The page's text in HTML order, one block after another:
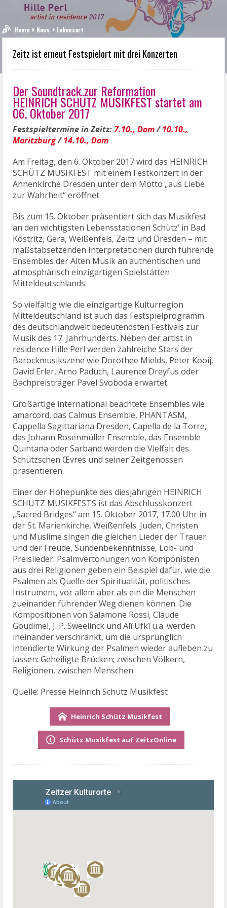
Home News Lebensart
Zeitz ist erneut Festspielort mit drei Konzerten
Der Soundtrack zur Reformation
HEINRICH SCHÜTZ MUSIKFEST startet am
06. Oktober 2017
Festspieltermine in Zeitz:7.10., Dom/10.10.,
Moritzburg/14.10., Dom
Am Freitag, den 6. Oktober 2017 wird das HEINRICH
SCHÜTZ MUSIKFEST mit einem Festkonzert in der
Annenkirche Dresden unter dem Motto „aus Liebe
zur Wahrheit“ eröffnet.
Bis zum 15. Oktober präsentiert sich das Musikfest
an den wichtigsten Lebensstationen Schütz‘ in Bad
Köstritz, Gera, Weißenfels, Zeitz und Dresden – mit
maßstabsetzenden Interpretationen durch führende
Ensembles der Alten Musik an authentischen und
atmosphärisch einzigartigen Spielstätten
Mitteldeutschlands.
So vielfältig wie die einzigartige Kulturregion
Mitteldeutschland ist auch das Festspielprogramm
des deutschlandweit bedeutendsten Festivals zur
Musik des 17. Jahrhunderts. Neben der artist in
residence Hille Perl werden zahlreiche Stars der
Barockmusikszene wie Dorothee Mields, Peter Kooij,
David Erler, Arno Paduch, Laurence Dreyfus oder
Bachpreisträger Pavel Svoboda erwartet.
Großartige international beachtete Ensembles wie
amarcord, das Calmus Ensemble, PHANTASM,
Cappella Sagittariana Dresden, Capella de la Torre,
das Johann Rosenmüller Ensemble, das Ensemble
Quintana oder Sarband werden die Vielfalt des
Schützschen Œvres und seiner Zeitgenossen
präsentieren.
Einer der Höhepunkte des diesjährigen HEINRICH
SCHÜTZ MUSIKFESTS ist das Abschlusskonzert
„Sacred Bridges“ am 15. Oktober 2017, 17.00 Uhr in
der St. Marienkirche, Weißenfels. Juden, Christen
und Muslime singen die gleichen Lieder der Trauer
und der Freude, Sündenbekenntnisse, Lob- und
Preislieder. Psalmvertonungen von Komponisten
aus drei Religionen geben ein Beispiel dafür, wie die
Psalmen als Quelle der Spiritualität, politisches
Instrument, vor allem aber als ein die Menschen
zueinander führender Weg dienen können. Die
Kompositionen von Salamone Rossi, Claude
Goudimel, J. P. Sweelinck und Alî Ufkî u.a. werden
ineinander verschränkt, um die ursprünglich
intendierte Wirkung der Psalmen wieder aufleben zu
lassen: Geheiligte Brücken; zwischen Völkern,
Religionen, zwischen Menschen.
Quelle: Presse Heinrich Schütz Musikfest
Heinrich Schütz Musikfest
Schütz Musikfest auf ZeitzOnline